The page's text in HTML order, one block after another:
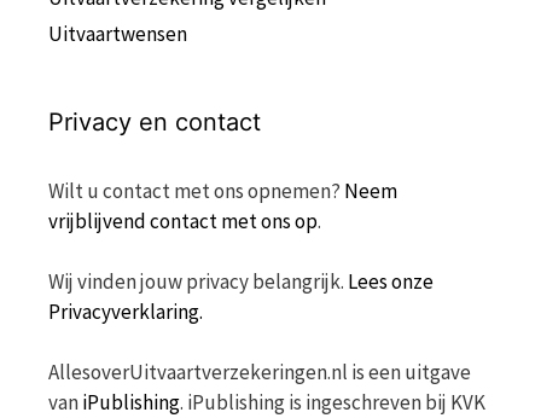
Uitvaartwensen
Privacy en contact
Wilt u contact met ons opnemen? Neem
vrijblijvend contact met ons op.
Wij vinden jouw privacy belangrijk. Lees onze
Privacyverklaring.
AllesoverUitvaartverzekeringen.nl is een uitgave
vaniPublishing. iPublishing is ingeschreven bij KVK